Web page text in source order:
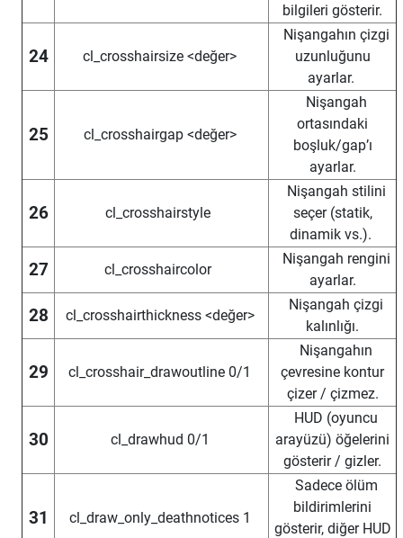
bilgileri gösterir.
24 cl_crosshairsize <değer>
Nişangahın çizgi
uzunluğunu
ayarlar.
25 cl_crosshairgap <değer>
Nişangah
ortasındaki
boşluk/gap’ı
ayarlar.
26 cl_crosshairstyle
Nişangah stilini
seçer (statik,
dinamik vs.).
27 cl_crosshaircolor
Nişangah rengini
ayarlar.
28 cl_crosshairthickness <değer>
Nişangah çizgi
kalınlığı.
29 cl_crosshair_drawoutline 0/1
Nişangahın
çevresine kontur
çizer / çizmez.
30 cl_drawhud 0/1
HUD (oyuncu
arayüzü) öğelerini
gösterir / gizler.
31 cl_draw_only_deathnotices 1
Sadece ölüm
bildirimlerini
gösterir, diğer HUD